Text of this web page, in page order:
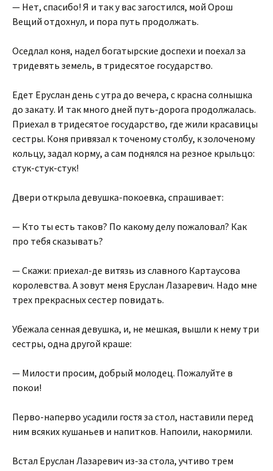
— Нет, спасибо! Я и так у вас загостился, мой Орош
Вещий отдохнул, и пора путь продолжать.
Оседлал коня, надел богатырские доспехи и поехал за
тридевять земель, в тридесятое государство.
Едет Еруслан день с утра до вечера, с красна солнышка
до закату. И так много дней путь-дорога продолжалась.
Приехал в тридесятое государство, где жили красавицы
сестры. Коня привязал к точеному столбу, к золоченому
кольцу, задал корму, а сам поднялся на резное крыльцо:
стук-стук-стук!
Двери открыла девушка-покоевка, спрашивает:
— Кто ты есть таков? По какому делу пожаловал? Как
про тебя сказывать?
— Скажи: приехал-де витязь из славного Картаусова
королевства. А зовут меня Еруслан Лазаревич. Надо мне
трех прекрасных сестер повидать.
Убежала сенная девушка, и, не мешкая, вышли к нему три
сестры, одна другой краше:
— Милости просим, добрый молодец. Пожалуйте в
покои!
Перво-наперво усадили гостя за стол, наставили перед
ним всяких кушаньев и напитков. Напоили, накормили.
Встал Еруслан Лазаревич из-за стола, учтиво трем